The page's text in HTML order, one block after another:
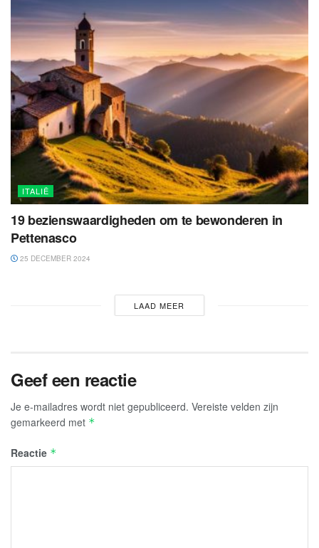
ITALIË
19 bezienswaardigheden om te bewonderen in
Pettenasco
25 DECEMBER 2024
LAAD MEER
Geef een reactie
Je e-mailadres wordt niet gepubliceerd. Vereiste velden zijn
gemarkeerd met *
Reactie *